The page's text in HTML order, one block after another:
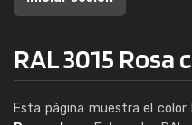
RAL 3015 Rosa
Esta página muestra el color